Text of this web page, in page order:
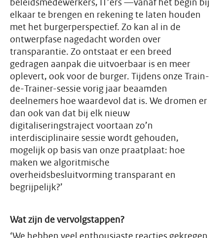
beleidsmedewerkers, IT’ers —vanaf het begin bij
elkaar te brengen en rekening te laten houden
met het burgerperspectief. Zo kan al in de
ontwerpfase nagedacht worden over
transparantie. Zo ontstaat er een breed
gedragen aanpak die uitvoerbaar is en meer
oplevert, ook voor de burger. Tijdens onze Train-
de-Trainer-sessie vorig jaar beaamden
deelnemers hoe waardevol dat is. We dromen er
dan ook van dat bij elk nieuw
digitaliseringstraject voortaan zo’n
interdisciplinaire sessie wordt gehouden,
mogelijk op basis van onze praatplaat: hoe
maken we algoritmische
overheidsbesluitvorming transparant en
begrijpelijk?’
Wat zijn de vervolgstappen?
‘We hebben veel enthousiaste reacties gekregen